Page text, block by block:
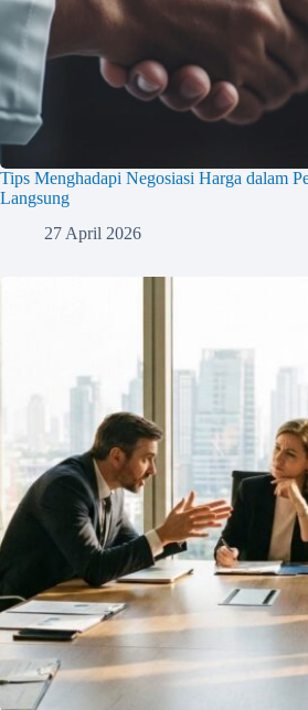
Tips Menghadapi Negosiasi Harga dalam
Langsung
27 April 2026